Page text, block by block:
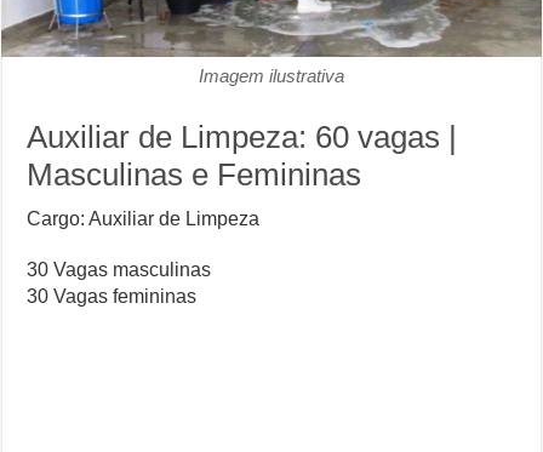
Imagem ilustrativa
Auxiliar de Limpeza: 60 vagas |
Masculinas e Femininas
Cargo: Auxiliar de Limpeza
30 Vagas masculinas
30 Vagas femininas